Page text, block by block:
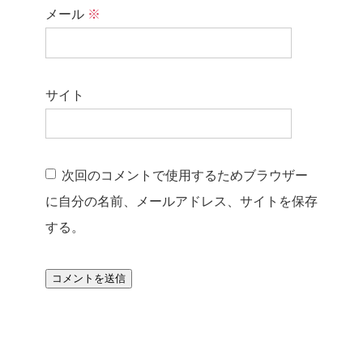
メール ※
サイト
次回のコメントで使用するためブラウザー
に自分の名前、メールアドレス、サイトを保存
する。